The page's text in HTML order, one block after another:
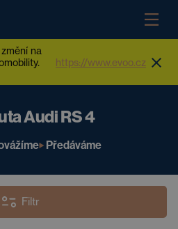
na
https://www.evoo.cz
Audi RS 4
Předáváme
Filtr